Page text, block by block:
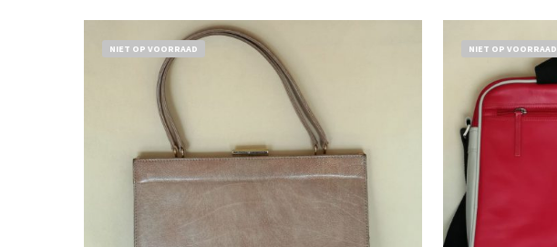
NIET OP VOORRAAD NIET OP VOORRAAD